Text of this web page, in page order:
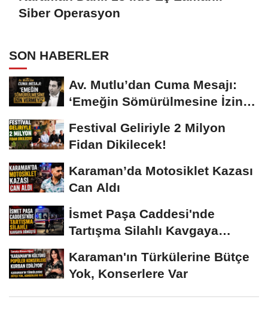
Siber Operasyon
SON HABERLER
Av. Mutlu’dan Cuma Mesajı:
‘Emeğin Sömürülmesine İzin
Festival Geliriyle 2 Milyon
Fidan Dikilecek!
Karaman’da Motosiklet Kazası
Can Aldı
İsmet Paşa Caddesi'nde
Tartışma Silahlı Kavgaya
Karaman'ın Türkülerine Bütçe
Yok, Konserlere Var